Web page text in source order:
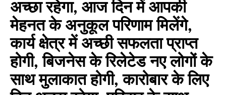
अच्छा रहेगा, आज दिन में आपकी
मेहनत के अनुकूल परिणाम मिलेंगे,
कार्य क्षेत्र में अच्छी सफलता प्राप्त
होगी, बिजनेस के रिलेटेड नए लोगों के
साथ मुलाकात होगी, कारोबार के लिए